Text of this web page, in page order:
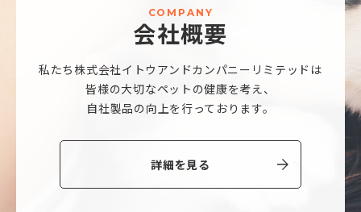
CO M P AN Y
会社概要
私たち株式会社イトウアンドカンパニーリミテッドは
皆様の大切なペットの健康を考え、
自社製品の向上を行っております。
詳細を見る